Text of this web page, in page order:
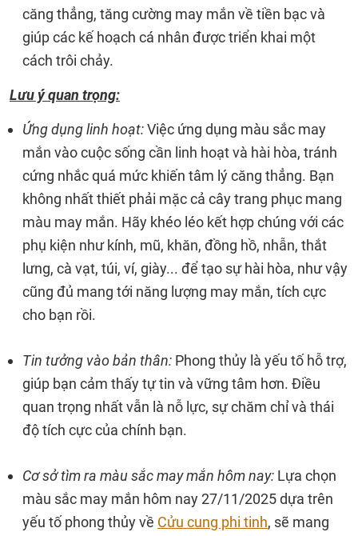
căng thẳng, tăng cường may mắn về tiền bạc và
giúp các kế hoạch cá nhân được triển khai một
cách trôi chảy.
Lưu ý quan trọng:
Ứng dụng linh hoạt:Việc ứng dụng màu sắc may
mắn vào cuộc sống cần linh hoạt và hài hòa, tránh
cứng nhắc quá mức khiến tâm lý căng thẳng. Bạn
không nhất thiết phải mặc cả cây trang phục mang
màu may mắn. Hãy khéo léo kết hợp chúng với các
phụ kiện như kính, mũ, khăn, đồng hồ, nhẫn, thắt
lưng, cà vạt, túi, ví, giày... để tạo sự hài hòa, như vậy
cũng đủ mang tới năng lượng may mắn, tích cực
cho bạn rồi.
Tin tưởng vào bản thân: Phong thủy là yếu tố hỗ trợ,
giúp bạn cảm thấy tự tin và vững tâm hơn. Điều
quan trọng nhất vẫn là nỗ lực, sự chăm chỉ và thái
độ tích cực của chính bạn.
Cơ sở tìm ra màu sắc may mắn hôm nay: Lựa chọn
màu sắc may mắn hôm nay 27/11/2025 dựa trên
yếu tố phong thủy về Cửu cung phi tinh, sẽ mang